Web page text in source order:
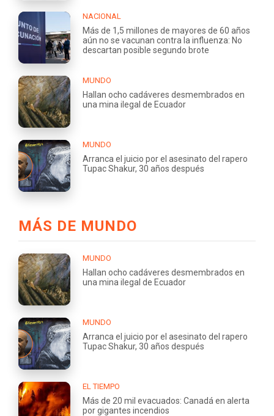
NACIONAL
Más de 1,5 millones de mayores de 60 años
aún no se vacunan contra la influenza: No
descartan posible segundo brote
MUNDO
Hallan ocho cadáveres desmembrados en
una mina ilegal de Ecuador
MUNDO
Arranca el juicio por el asesinato del rapero
Tupac Shakur, 30 años después
MÁS DE MUNDO
MUNDO
Hallan ocho cadáveres desmembrados en
una mina ilegal de Ecuador
MUNDO
Arranca el juicio por el asesinato del rapero
Tupac Shakur, 30 años después
EL TIEMPO
Más de 20 mil evacuados: Canadá en alerta
por gigantes incendios